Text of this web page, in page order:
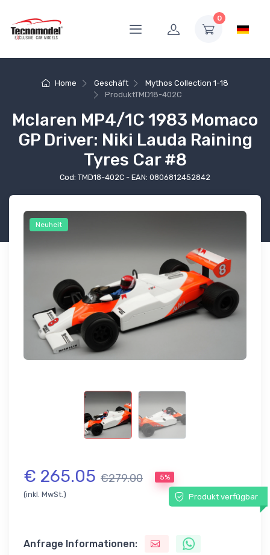
0
Home Geschäft
Mythos Collection 1-18
ProduktTMD18-402C
Mclaren MP4/1C 1983 Momaco
GP Driver: Niki Lauda Raining
Tyres Car #8
Cod: TMD18-402C - EAN: 0806812452842
Neuheit
€ 265.05 €279.00 5%
(inkl. MwSt.) Produkt verfügbar
Anfrage Informationen: